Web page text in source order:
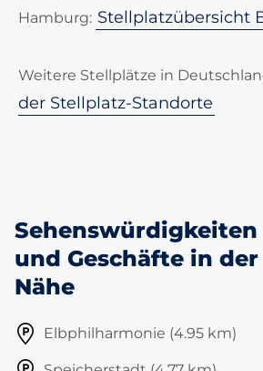
Hamburg: Stellplatzübersicht
Weitere Stellplätze in
der Stellplatz-Standorte
Sehenswürdigkeiten
und Geschäfte in der
Nähe
Elbphilharmonie (4.95 km)